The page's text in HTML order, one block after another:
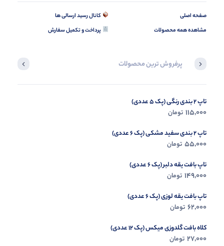
صفحه اصلی
مشاهده همه محصولات
کانال رسید ارسالی ها
پرداخت و تکمیل سفارش
پرفروش ترین محصولات
تاپ 2 بندی رنگی (پک 5 عددی)
115,000 تومان
تاپ 2 بندی سفید مشکی (پک 6 عددی)
55,000 تومان
تاپ بافت یقه دلبر (پک 6 عددی)
149,000 تومان
تاپ بافت یقه لوزی (پک 6 عددی)
62,000 تومان
کلاه بافت گلدوزی میکس (پک 12 عددی)
27,000 تومان
بامبر چرم سوسماری (پک 3 عددی)
0 تومان